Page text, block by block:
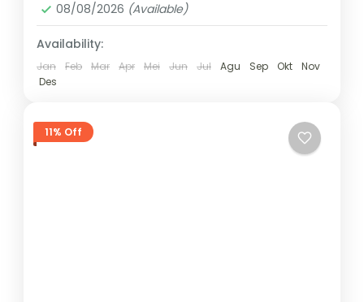
08/08/2026 (Available)
Availability:
Jan Feb Mar Apr Mei Jun Jul Agu Sep Okt
Nov
Des
11% Off